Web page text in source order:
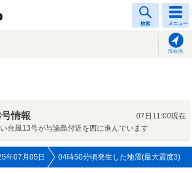
検索 メニュー
現在地
情報
07日11:00現在
台風13号が与論島付近を西に進んでいます
年07月05日 04時50分頃発生した地震(最大震度3)